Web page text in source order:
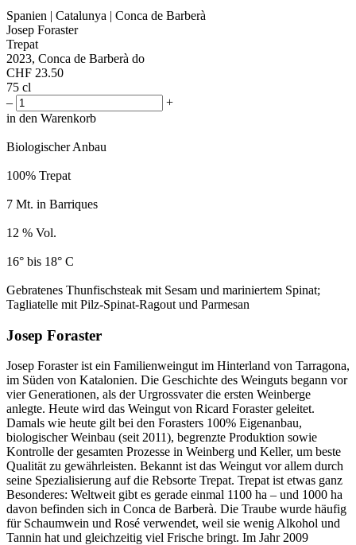
Spanien | Catalunya | Conca de Barberà
Josep Foraster
Trepat
2023, Conca de Barberà do
CHF 23.50
75 cl
–
+
in den Warenkorb
Biologischer Anbau
100% Trepat
7 Mt. in Barriques
12 % Vol.
16° bis 18° C
Gebratenes Thunfischsteak mit Sesam und mariniertem Spinat;
Tagliatelle mit Pilz-Spinat-Ragout und Parmesan
Josep Foraster
Josep Foraster ist ein Familienweingut im Hinterland von Tarragona,
im Süden von Katalonien. Die Geschichte des Weinguts begann vor
vier Generationen, als der Urgrossvater die ersten Weinberge
anlegte. Heute wird das Weingut von Ricard Foraster geleitet.
Damals wie heute gilt bei den Forasters 100% Eigenanbau,
biologischer Weinbau (seit 2011), begrenzte Produktion sowie
Kontrolle der gesamten Prozesse in Weinberg und Keller, um beste
Qualität zu gewährleisten. Bekannt ist das Weingut vor allem durch
seine Spezialisierung auf die Rebsorte Trepat. Trepat ist etwas ganz
Besonderes: Weltweit gibt es gerade einmal 1100 ha – und 1000 ha
davon befinden sich in Conca de Barberà. Die Traube wurde häufig
für Schaumwein und Rosé verwendet, weil sie wenig Alkohol und
Tannin hat und gleichzeitig viel Frische bringt. Im Jahr 2009